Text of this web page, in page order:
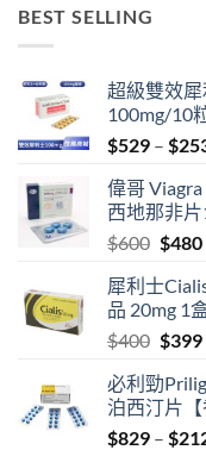
BEST SELLING
超級雙效犀
100mg/10
$529 – $
偉哥
西地那非
$600
was:
$600.
$480
犀利士
品 20mg 1
$400
was:
$400.
$399
必利勁
泊西汀片【
$829 – $